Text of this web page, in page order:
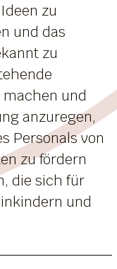
zu
und das
zu
und
anzuregen,
Personals von
zu fördern
die sich für
und